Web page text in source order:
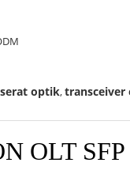
optik,transceiver
OLT